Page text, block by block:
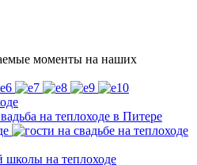
моменты на наших